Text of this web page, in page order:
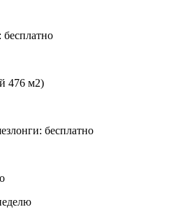
бесплатно
476 м2)
бесплатно